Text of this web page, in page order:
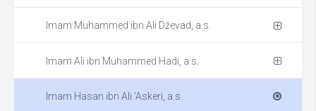
Imam Muhammed ibn Ali Dževad, a.s.
Imam Ali ibn Muhammed Hadi, a.s.
Imam Hasan ibn Ali ‘Askeri, a.s.